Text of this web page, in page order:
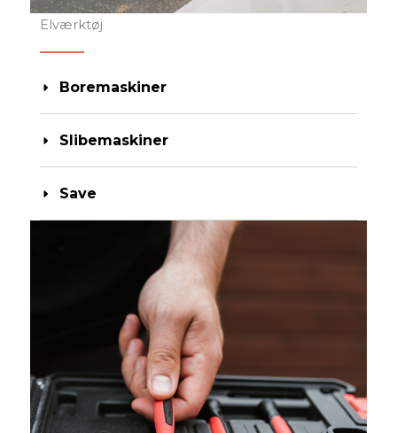
Elværktøj
Boremaskiner
Slibemaskiner
Save